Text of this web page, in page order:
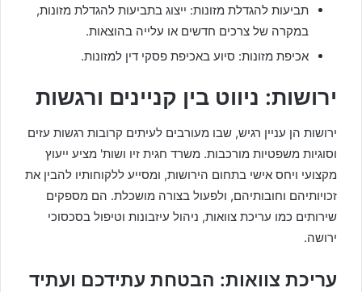
תביעות להגדלת מזונות: ייצוג בתביעות להגדלת מזונות,
במקרה של צרכים חדשים או עלייה בהוצאות.
אכיפת מזונות: סיוע באכיפת פסקי דין למזונות.
ירושות: ניווט בין קניינים ורגשות
ירושות הן עניין רגיש, שבו מעורבים לעיתים קרובות רגשות עזים
וסוגיות משפטיות מורכבות. משרד חגית זיו ושות' מציע ייעוץ
מקצועי ויחס אישי בתחום הירושות, ומסייע ללקוחותיו להבין את
זכויותיהם וחובותיהם, ולפעול בצורה מושכלת. הם מספקים
שירותים כמו עריכת צוואות, ניהול עיזבונות וטיפול בסכסוכי
ירושה.
עריכת צוואות: הבטחת עתידכם ועתיד